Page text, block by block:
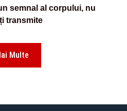
semnal al corpului, nu
transmite
Multe